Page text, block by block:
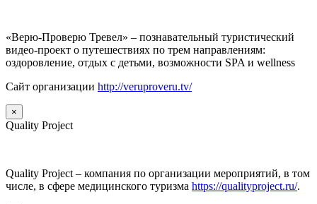
«Верю-Проверю Тревел» – познавательный туристический
видео-проект о путешествиях по трем направлениям:
оздоровление, отдых с детьми, возможности SPA и wellness
Сайт организации http://veruproveru.tv/
×
Quality Project
Quality Project – компания по организации мероприятий, в том
числе, в сфере медицинского туризма https://qualityproject.ru/.